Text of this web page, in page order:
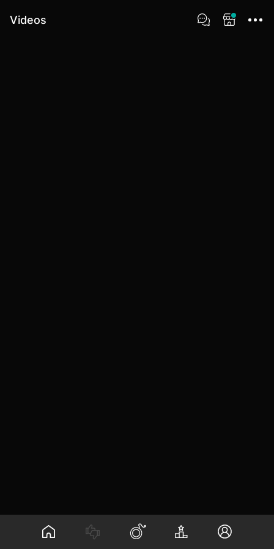
Videos